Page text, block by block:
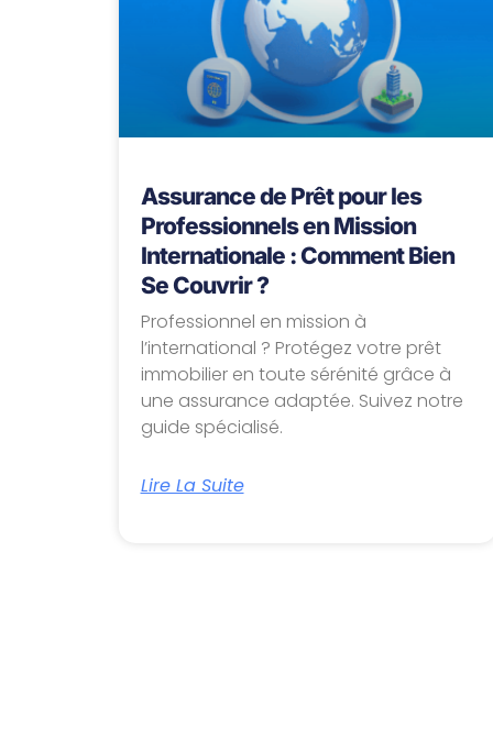
Assurance de Prêt pour les
Professionnels en Mission
Internationale : Comment Bien
Se Couvrir ?
Professionnel en mission à
l’international ? Protégez votre prêt
immobilier en toute sérénité grâce à
une assurance adaptée. Suivez notre
guide spécialisé.
Lire La Suite